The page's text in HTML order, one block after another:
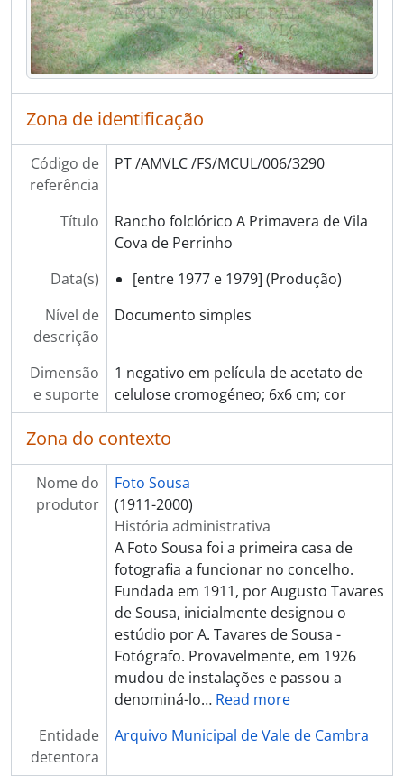
[Secção] AGRICULTURA
[Secção] COMÉRCIO
[Secção] ENSINO
[Secção] PANORÂMICAS
[Secção] RELIGIÃO
[Secção] RETRATOS
[Secção] ANIMAIS
[Secção] SEGURANÇA PÚBLICA
[Secção] TRANSPORTES
[Secção] OBRAS PÚBLICAS
[Secção] INSTITUIÇÕES
[Secção] EMPRESAS
[Séries] Álbuns de fotografias
[Séries] Livros de registo de clientes
Zona de identificação
Código de
referência
PT /AMVLC /FS/MCUL/006/3290
Título
Rancho folclórico A Primavera de Vila
Cova de Perrinho
Data(s)
[entre 1977 e 1979] (Produção)
Nível de
descrição
Documento simples
Dimensão
e suporte
1 negativo em película de acetato de
celulose cromogéneo; 6x6 cm; cor
Zona do contexto
Nome do
produtor
Foto Sousa
(1911-2000)
História administrativa
A Foto Sousa foi a primeira casa de
fotografia a funcionar no concelho.
Fundada em 1911, por Augusto Tavares
de Sousa, inicialmente designou o
estúdio por A. Tavares de Sousa -
Fotógrafo. Provavelmente, em 1926
mudou de instalações e passou a
denominá-lo… Read more
Entidade
detentora
Arquivo Municipal de Vale de Cambra